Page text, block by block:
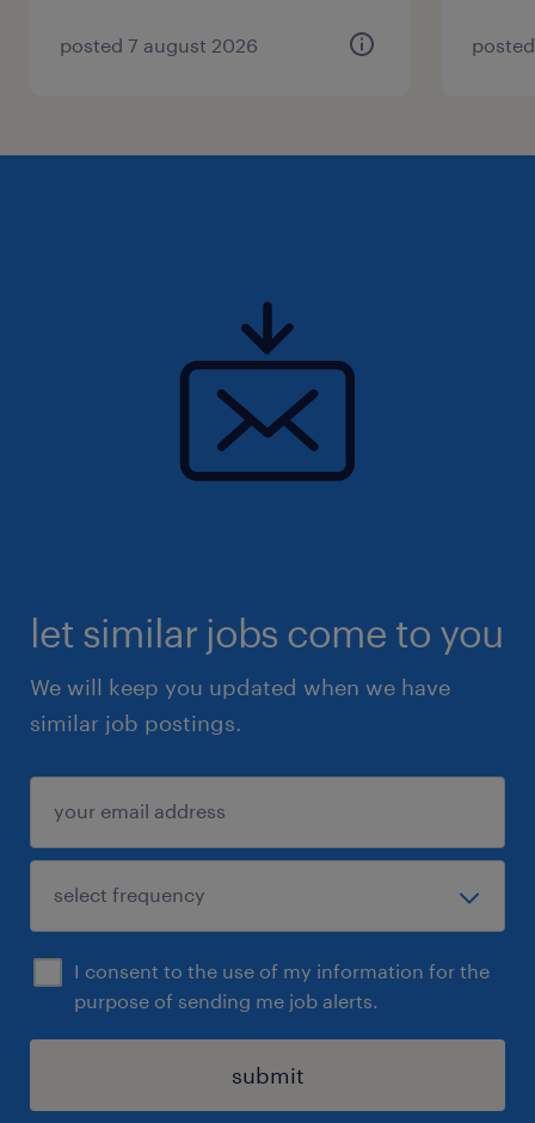
posted 7 august 2026
let similar jobs come to you
We will keep you updated when we have
similar job postings.
I consent to the use of my information for the
purpose of sending me job alerts.
submit